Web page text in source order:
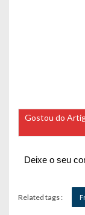
Gostou do
Deixe o seu
Related tags :